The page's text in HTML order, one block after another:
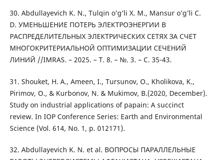
30. Abdullayevich K. N., Tulqin o’g’li X. M., Mansur o’g’li C.
D. УМЕНЬШЕНИЕ ПОТЕРЬ ЭЛЕКТРОЭНЕРГИИ В
РАСПРЕДЕЛИТЕЛЬНЫХ ЭЛЕКТРИЧЕСКИХ СЕТЯХ ЗА СЧЕТ
МНОГОКРИТЕРИАЛЬНОЙ ОПТИМИЗАЦИИ СЕЧЕНИЙ
ЛИНИЙ //IMRAS. – 2025. – Т. 8. – №. 3. – С. 35-43.
31. Shouket, H. A., Ameen, I., Tursunov, O., Kholikova, K.,
Pirimov, O., & Kurbonov, N. & Mukimov, B.(2020, December).
Study on industrial applications of papain: A succinct
review. In IOP Conference Series: Earth and Environmental
Science (Vol. 614, No. 1, p. 012171).
32. Abdullayevich K. N. et al. ВОПРОСЫ ПАРАЛЛЕЛЬНЫЕ